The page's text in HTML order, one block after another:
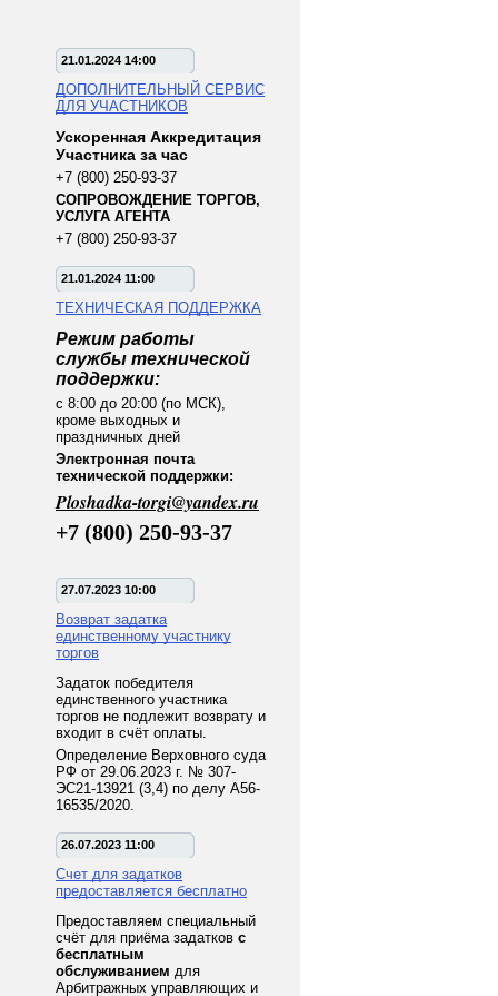
21.01.2024 14:00
ДОПОЛНИТЕЛЬНЫЙ СЕРВИС
ДЛЯ УЧАСТНИКОВ
Ускоренная Аккредитация
Участника за час
+7 (800) 250-93-37
СОПРОВОЖДЕНИЕ ТОРГОВ,
УСЛУГА АГЕНТА
+7 (800) 250-93-37
21.01.2024 11:00
ТЕХНИЧЕСКАЯ ПОДДЕРЖКА
Режим работы
службы технической
поддержки:
с 8:00 до 20:00 (по МСК),
кроме выходных и
праздничных дней
Электронная почта
технической поддержки:
Ploshadka-torgi@yandex.ru
+7 (800) 250-93-37
27.07.2023 10:00
Возврат задатка
единственному участнику
торгов
Задаток победителя
единственного участника
торгов не подлежит возврату и
входит в счёт оплаты.
Определение Верховного суда
РФ от 29.06.2023 г. № 307-
ЭС21-13921 (3,4) по делу А56-
16535/2020.
26.07.2023 11:00
Счет для задатков
предоставляется бесплатно
Предоставляем специальный
счёт для приёма задатков с
бесплатным
обслуживанием для
Арбитражных управляющих и